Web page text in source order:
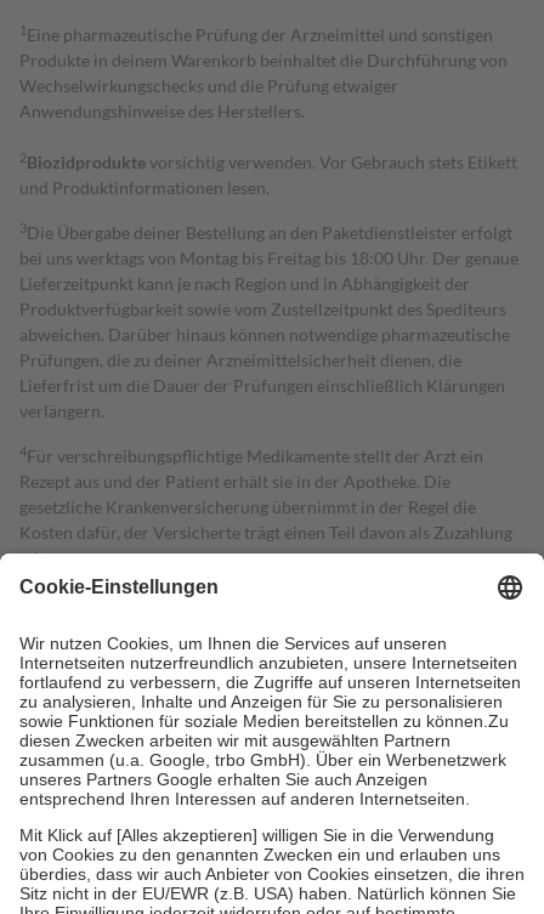
1 Eine pharmazeutische Prüfung der Arzneimittel und sonstigen
Produkte in deinem Warenkorb beinhaltet die Durchführung von
Wechselwirkungschecks und die Prüfung etwaiger
Anwendungshinweise des Herstellers.
2Biozidproduktevorsichtig verwenden. Vor Gebrauch stets Etikett
und Produktinformationen lesen.
3Die Übergabe deiner Bestellung an den Paketdienstleister erfolgt
bei uns werktags von Montag bis Freitag bis 18:00 Uhr. Der genaue
Lieferzeitpunkt kann je nach Region und in Abhängigkeit der
Produktverfügbarkeit sowie vom Zustellzeitpunkt des Spediteurs
abweichen. Darüber hinaus können notwendige pharmazeutische
Prüfungen, die zu deiner Arzneimittelsicherheit dienen, die
Lieferfrist um die Dauer der Prüfungen einschließlich Klärungen
verlängern.
4Für verschreibungspflichtige Medikamente stellt der Arzt ein
Rezept aus und der Patient erhält sie in der Apotheke. Die
gesetzliche Krankenversicherung übernimmt in der Regel die
Kosten dafür, der Versicherte trägt einen Teil davon als Zuzahlung
mit.
Grundsätzlich leisten Mitglieder Zuzahlungen in Höhe von zehn
höchstens zehn Euro.
Es sind jedoch nie mehr als die tatsächlichen
Kosten der Leistung zu entrichten.
Diese Regeln gelten grundsätzlich auch für Online-Apotheken.
Bei Heilmitteln und häuslicher Krankenpflege beträgt die
Zuzahlung zehn Prozent der Kosten sowie zehn Euro je
Verordnung.
Um das Engagement der Versicherten für ihre eigene Gesundheit zu
stärken und die besondere Stellung der Familie zu unterstützen,
fallenkeine Zuzahlungenan bei:
• Kindern und Jugendlichen bis zum vollendeten 18. Lebensjahr
mit Ausnahme der Fahrkosten